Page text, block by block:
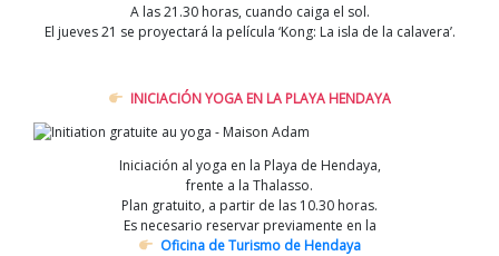
A las 21.30 horas, cuando caiga el sol.
El jueves 21 se proyectará la película ‘Kong: La isla de la calavera’.
INICIACIÓN YOGA EN LA PLAYA HENDAYA
Iniciación al yoga en la Playa de Hendaya,
frente a la Thalasso.
Plan gratuito, a partir de las 10.30 horas.
Es necesario reservar previamente en la
Oficina de Turismo de Hendaya